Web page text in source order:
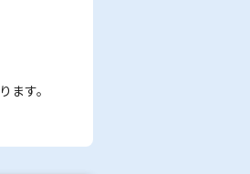
す。